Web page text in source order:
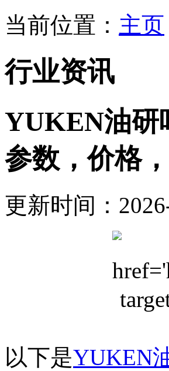
当前位置： 主页
行业资讯
YUKEN油研
参数，价格
更新时间：
以下是YUKEN